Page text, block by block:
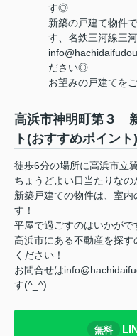
す◎
新築の戸建て物件
す、名鉄三河線三
ださい◎
お望みの戸建てを
高浜市神明町第３
ト(おすすめポイント)
徒歩6分の場所に高浜市立
ちょうどよい日当たりなの
新築戸建ての物件は、室
す！
平屋で過ごすのはいかがで
高浜市にある不動産を探
ください！
お問合せは
す(^_^)
無料